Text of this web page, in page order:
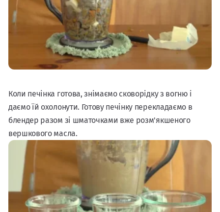
Коли печінка готова, знімаємо сковорідку з вогню і
даємо їй охолонути. Готову печінку перекладаємо в
блендер разом зі шматочками вже розм'якшеного
вершкового масла.